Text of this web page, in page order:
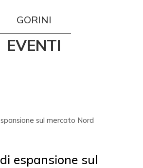
GORINI
EVENTI
espansione sul